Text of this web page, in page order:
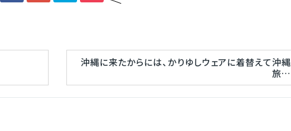
沖縄に来たからには、かりゆしウェアに着替えて沖縄
旅…